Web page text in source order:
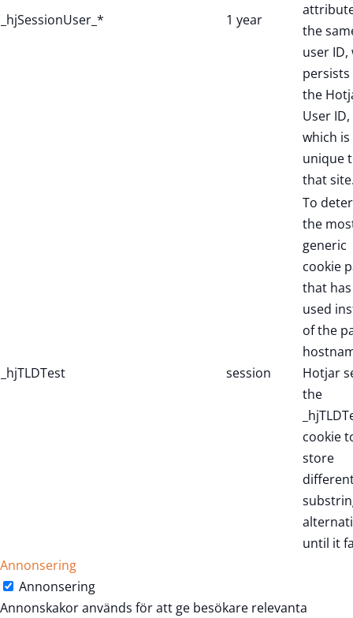
_hjSessionUser_* 1 year
the
user ID,
persists
the
User ID,
which is
unique
that
_hjTLDTest session
To
the
generic
cookie
that
used
of the
Hotjar
the
cookie
store
until it
Annonsering
Annonsering
Annonskakor används för att ge besökare relevanta